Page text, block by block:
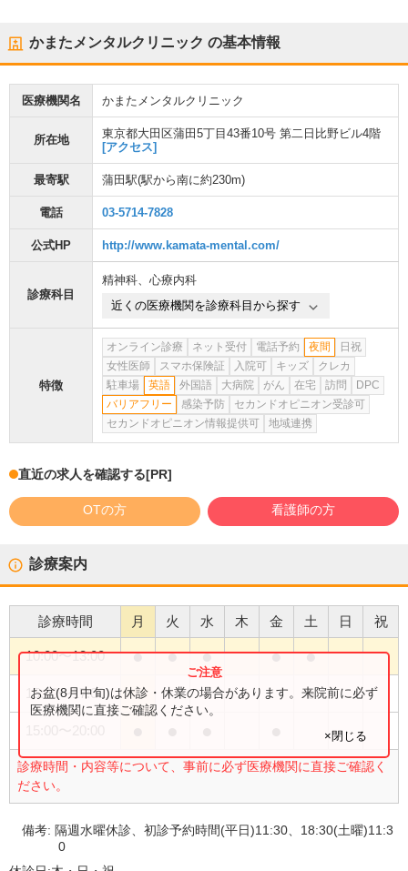
かまたメンタルクリニック の基本情報
医療機関名 かまたメンタルクリニック
所在地
東京都大田区蒲田5丁目43番10号 第二日比野ビル4階
[アクセス]
最寄駅 蒲田駅(駅から南に約230m)
電話 03-5714-7828
公式HP http://www.kamata-mental.com/
診療科目
精神科、 心療内科
近くの医療機関を診療科目から探す
特徴
オンライン診療 ネット受付 電話予約 夜間
日祝
女性医師
スマホ保険証 入院可 キッズ
クレカ
駐車場
英語 外国語 大病院 がん 在宅 訪問
DPC
バリアフリー
感染予防
セカンドオピニオン受診可
セカンドオピニオン情報提供可
地域連携
直近の求人を確認する[PR]
OTの方 看護師の方
診療案内
診療時間 月 火 水 木 金 土 日 祝
10:00〜13:00 ● ● ● ● ●
15:00〜17:00 ●
診療時間・内容等について、事前に必ず医療機関に直接ご確認く
ださい。
お盆(8月中旬)は休診・休業の場合があります。来院前に必ず
医療機関に直接ご確認ください。
×閉じる
備考: 隔週水曜休診、初診予約時間(平日)11:30、18:30(土曜)11:3
0